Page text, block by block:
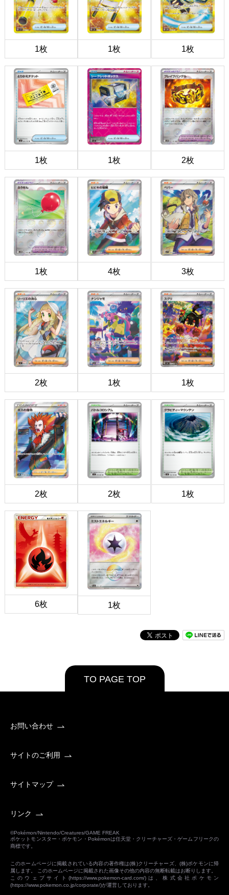
1枚 1枚 1枚
1枚 1枚 2枚
1枚 4枚 3枚
2枚 1枚 1枚
2枚 2枚 1枚
6枚 1枚
TO PAGE TOP
お問い合わせ
サイトのご利用
サイトマップ
リンク
©Pokémon/Nintendo/Creatures/GAME FREAK
ポケットモンスター・ポケモン・Pokémonは任天堂・クリーチャーズ・ゲームフリークの
商標です。
このホームページに掲載されている内容の著作権は(株)クリーチャーズ、(株)ポケモンに帰
属します。 このホームページに掲載された画像その他の内容の無断転載はお断りします。
このウェブサイト(https://www.pokemon-card.com/)は、株式会社ポケモン
(https://www.pokemon.co.jp/corporate/)が運営しております。